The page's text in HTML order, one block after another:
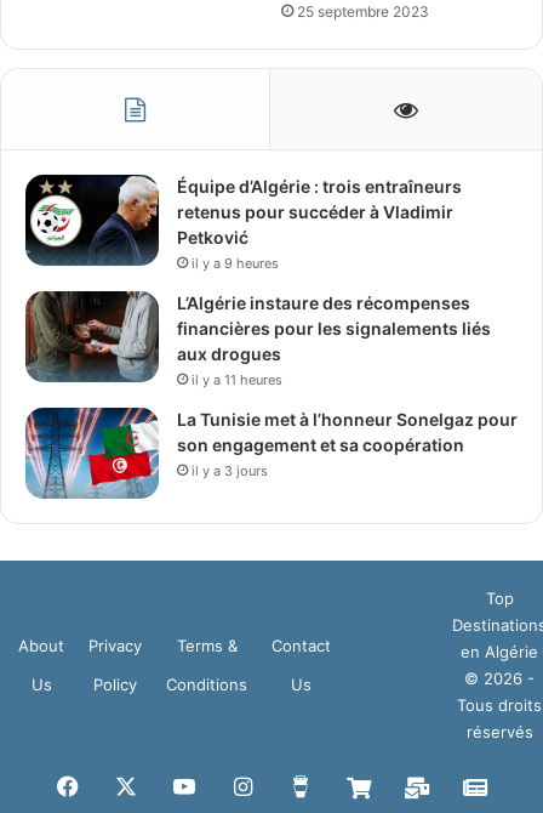
25 septembre 2023
Équipe d’Algérie : trois entraîneurs
retenus pour succéder à Vladimir
Petković
il y a 9 heures
L’Algérie instaure des récompenses
financières pour les signalements liés
aux drogues
il y a 11 heures
La Tunisie met à l’honneur Sonelgaz pour
son engagement et sa coopération
il y a 3 jours
About
Us
Privacy
Policy
Terms &
Conditions
Contact
Us
Top
en Algérie
© 2026 -
Tous droits
réservés
Facebook YouTubeInstagram
Buy BoutiqueMail